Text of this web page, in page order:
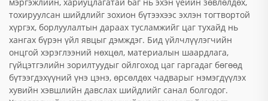
тохируулсан шийдлийг зохион бүтээхээс эхлэн тогтвортой
хүргэх, борлуулалтын дараах тусламжийг цаг тухайд нь
хангах бүрэн үйл явцыг дэмждэг. Бид үйлчлүүлэгчийн
онцгой хэрэглээний нөхцөл, материалын шаардлага,
гүйцэтгэлийн зорилтуудыг ойлгоход цаг гаргадаг бөгөөд
бүтээгдэхүүний үнэ цэнэ, өрсөлдөх чадварыг нэмэгдүүлэх
хувийн хэвшлийн давслах шийдлийг санал болгодог.